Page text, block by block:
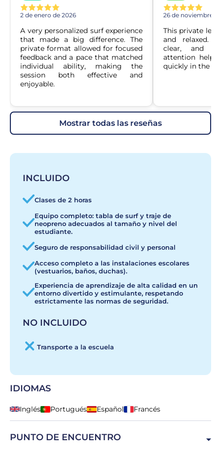
2 de enero de 2026
A very personalized surf experience
that made a big difference. The
private format allowed for focused
feedback and a pace that matched
individual ability, making the
session both effective and
enjoyable.
26 de noviembre
This private
and relaxed.
clear, and
attention
quickly in the
mostrar todas las reseñas
INCLUIDO
Clases de 2 horas
Equipo completo: tabla de surf y traje de
neopreno adecuados al tamaño y nivel del
estudiante.
Seguro de responsabilidad civil y personal
Acceso completo a las instalaciones escolares
(vestuarios, baños, duchas).
Experiencia de aprendizaje de alta calidad en un
entorno divertido y estimulante, respetando
estrictamente las normas de seguridad.
NO INCLUIDO
Transporte a la escuela
IDIOMAS
Inglés Portugués Español Francés
PUNTO DE ENCUENTRO